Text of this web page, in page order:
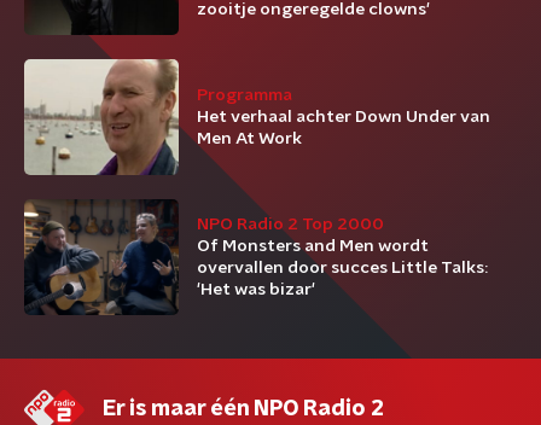
zooitje ongeregelde clowns'
Programma
Het verhaal achter Down Under van
Men At Work
NPO Radio 2 Top 2000
Of Monsters and Men wordt
overvallen door succes Little Talks:
'Het was bizar'
Er is maar één NPO Radio 2